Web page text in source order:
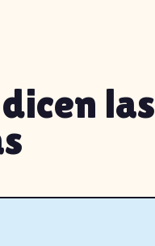
las